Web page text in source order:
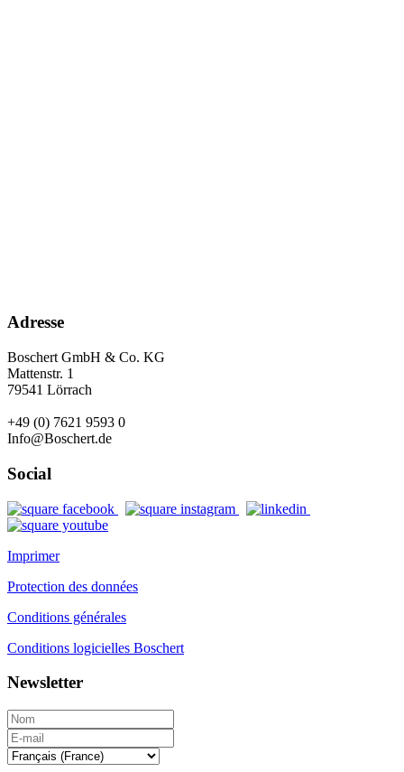
Adresse
Boschert GmbH & Co. KG
Mattenstr. 1
79541 Lörrach
+49 (0) 7621 9593 0
Info@Boschert.de
Social
Imprimer
Protection des données
Conditions générales
Conditions logicielles Boschert
Newsletter